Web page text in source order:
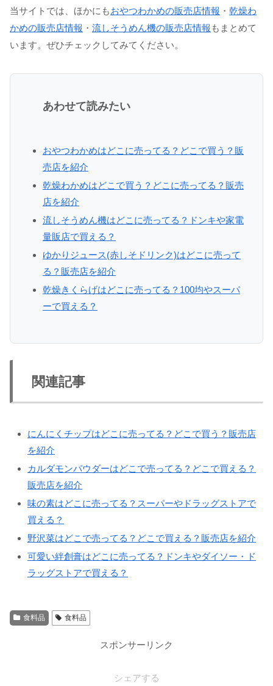
当サイトでは、ほかにもおやつわかめの販売店情報 ・ 乾燥わ
かめの販売店情報 ・ 流しそうめん機の販売店情報 もまとめて
います。ぜひチェックしてみてください。
あわせて読みたい
おやつわかめはどこに売ってる？どこで買う？販
売店を紹介
乾燥わかめはどこで買う？どこに売ってる？販売
店を紹介
流しそうめん機はどこに売ってる？ドンキや家電
量販店で買える？
ゆかりジュース(赤しそドリンク)はどこに売って
る？販売店を紹介
乾燥きくらげはどこに売ってる？100均やスーパ
ーで買える？
関連記事
にんにくチップはどこに売ってる？どこで買う？販売店
を紹介
カルダモンパウダーはどこで売ってる？どこで買える？
販売店を紹介
味の素はどこに売ってる？スーパーやドラッグストアで
買える？
野沢菜はどこで売ってる？どこで買える？販売店を紹介
可愛い絆創膏はどこに売ってる？ドンキやダイソー・ド
ラッグストアで買える？
食料品 食料品
スポンサーリンク
シェアする